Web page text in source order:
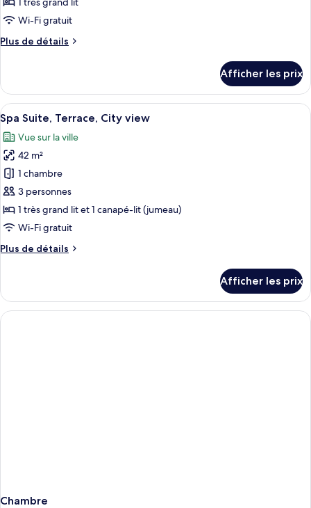
de
chambre :
Penthouse
Sea
View
Wi-Fi gratuit
Plus de détails
Plus
Penthouse
Suite,
Balcony,
Sea
View
Afficher les prix
Afficher
toutes
les
photos
pour
ce
type
de
chambre :
Spa
City
view
Un balcon avec des rideaux blancs,
6
Spa Suite, Terrace, City view
Vue sur la ville
42 m²
1 chambre
3 personnes
1 très grand lit et 1 canapé-lit (jumeau)
Wi-Fi gratuit
Plus de détails
Plus
Spa
Suite,
Terrace,
Afficher les prix
Chambre